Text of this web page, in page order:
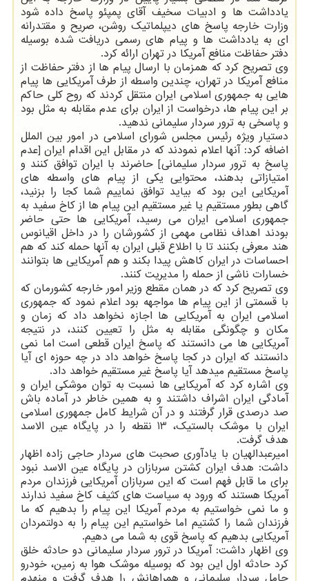
یادداشت ها و ادبیات سخیف آقای پمپئو پاسخ داده شود
وزارت خارجه پاسخ های دیپلماتیك روشن، صریح و مقتدرانه
ای به یادداشت ها و پیام های رسمی دریافت شده بوسیله
دفتر حفاظت منافع آمریكا در تهران ارائه كرد.
وی تصریح كرد كه همزمان با ارسال پیام ها از دفتر حفاظت از
منافع آمریكا در تهران، چندین واسطه از طرف آمریكایی ها پیام
هایی به جمهوری اسلامی ایران منتقل كردند كه روح كلی حاكم
بر این پیام ها، درخواست از ایران برای عدم مقابله به مثل بود
و پاسخی به ترور سردار سلیمانی ندهید.
دستیار ویژه رئیس مجلس شورای اسلامی در امور بین الملل
اضافه كرد: آنها اعلام نمودند كه در مقابل این اقدام ایران [عدم
پاسخ به ترور سردار سلیمانی] حاضرند با ایران توافق كنند و
امتیازاتی بدهند، محتوایی یكی از پیام های واسطه های
آمریكایی این بود كه بیاید توافق نماییم شما كجا را بزنید،
گاهی بطور مستقیم یا غیر مستقیم این پیام ها از كاخ سفید به
جمهوری اسلامی ایران می رسید، آمریكایی ها حتی حاضر
بودند اهداف نظامی مهمی از كشورشان را در داخل اقیانوس
هند معرفی بكنند تا با اطلاع قبلی ایران به آنها حمله كند كه هم
احساسات در ایران كاهش پیدا بكند و هم آمریكایی ها بتوانند
خسارات ناشی از حمله را مدیریت كنند.
وی تصریح كرد كه در همان مقطع وزیر امور خارجه كشورمان كه
با قسمتی از این پیام ها مواجهه بود اعلام نمود كه جمهوری
اسلامی ایران به آمریكایی ها اجازه نخواهد داد كه زمان و
مكان و چگونگی مقابله به مثل را تعیین كنند، در نتیجه
آمریكایی ها می دانستند كه پاسخ ایران قطعی است اما نمی
دانستند كه ایران در كجا پاسخ خواهد داد در چه حوزه ای آیا
پاسخ مستقیم میدهد آیا پاسخ غیر مستقیم خواهد داد.
وی اشاره كرد كه آمریكایی ها نسبت به توان موشكی ایران و
آمادگی ایران اشراف داشتند و به همین خاطر در آماده باش
صد درصدی قرار گرفتند و در آن شرایط كامل جمهوری اسلامی
ایران با موشك بالستیك، 13 نقطه را در پایگاه عین الاسد
هدف گرفت.
امیرعبدالهیان با یادآوری صحبت های سردار حاجی زاده اظهار
داشت: هدف ایران كشتن سربازان در پایگاه عین الاسد نبود
برای ما قابل فهم است كه این سربازان آمریكایی فرزندان مردم
آمریكا هستند كه ورود به سیاست های كثیف كاخ سفید ندارند
و ما نمی خواستیم به مردم آمریكا این پیام را بدهیم كه ما
فرزندان شما را كشتیم اما خواستیم این پیام را به دولتمردان
آمریكایی بدهیم كه پاسخ قوی به شما می دهیم.
وی اظهار داشت: آمریكا در ترور سردار سلیمانی دو حادثه خلق
كرد حادثه اول این بود كه بوسیله موشك هوا به زمین، خودرو